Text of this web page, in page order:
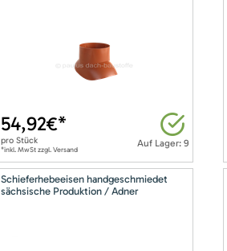
Auf Lager: 9
54,92€*
pro Stück
*inkl. MwSt zzgl. Versand
Schieferhebeeisen handgeschmiedet
sächsische Produktion / Adner